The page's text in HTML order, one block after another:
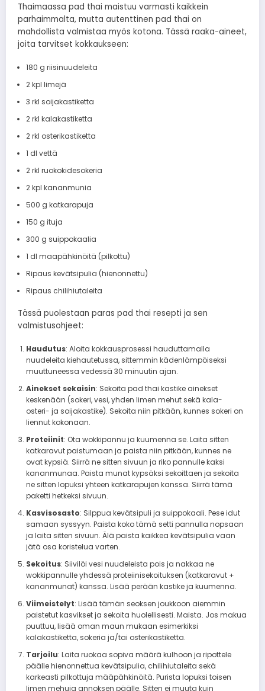
Thaimaassa pad thai maistuu varmasti kaikkein
parhaimmalta, mutta autenttinen pad thai on
mahdollista valmistaa myös kotona. Tässä raaka-aineet,
joita tarvitset kokkaukseen:
180 g riisinuudeleita
2 kpl limejä
3 rkl soijakastiketta
2 rkl kalakastiketta
2 rkl osterikastiketta
1 dl vettä
2 rkl ruokokidesokeria
2 kpl kananmunia
500 g katkarapuja
150 g ituja
300 g suippokaalia
1 dl maapähkinöitä (pilkottu)
Ripaus kevätsipulia (hienonnettu)
Ripaus chilihiutaleita
Tässä puolestaan paras pad thai resepti ja sen
valmistusohjeet:
Haudutus: Aloita kokkausprosessi hauduttamalla
nuudeleita kiehautetussa, sittemmin kädenlämpöiseksi
muuttuneessa vedessä 30 minuutin ajan.
Ainekset sekaisin: Sekoita pad thai kastike ainekset
keskenään (sokeri, vesi, yhden limen mehut sekä kala-
osteri- ja soijakastike). Sekoita niin pitkään, kunnes sokeri on
liennut kokonaan.
Proteiinit: Ota wokkipannu ja kuumenna se. Laita sitten
katkaravut paistumaan ja paista niin pitkään, kunnes ne
ovat kypsiä. Siirrä ne sitten sivuun ja riko pannulle kaksi
kananmunaa. Paista munat kypsäksi sekoittaen ja sekoita
ne sitten lopuksi yhteen katkarapujen kanssa. Siirrä tämä
paketti hetkeksi sivuun.
Kasvisosasto: Silppua kevätsipuli ja suippokaali. Pese idut
samaan syssyyn. Paista koko tämä setti pannulla nopsaan
ja laita sitten sivuun. Älä paista kaikkea kevätsipulia vaan
jätä osa koristelua varten.
Sekoitus: Siivilöi vesi nuudeleista pois ja nakkaa ne
wokkipannulle yhdessä proteiinisekoituksen (katkaravut +
kananmunat) kanssa. Lisää perään kastike ja kuumenna.
Viimeistelyt: Lisää tämän seoksen joukkoon aiemmin
paistetut kasvikset ja sekoita huolellisesti. Maista. Jos makua
puuttuu, lisää oman maun mukaan esimerkiksi
kalakastiketta, sokeria ja/tai osterikastiketta.
Tarjoilu: Laita ruokaa sopiva määrä kulhoon ja ripottele
päälle hienonnettua kevätsipulia, chilihiutaleita sekä
karkeasti pilkottuja määpähkinöitä. Purista lopuksi toisen
limen mehuja annoksen päälle. Sitten ei muuta kuin